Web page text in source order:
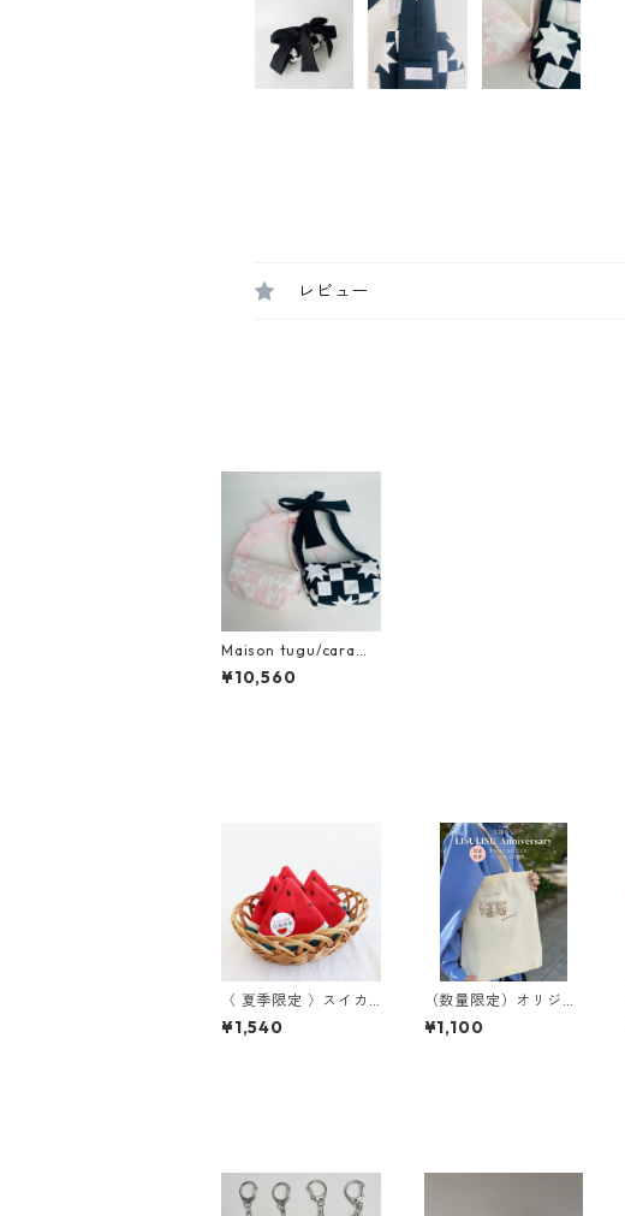
レビュー
Maison tugu/carame
l ribon bag
¥10,560
〈 夏季限定 〉スイカ
ハンカチ
¥1,540
（数量限定）オリジナ
ルロゴ入りトートバッ
グ
¥1,100